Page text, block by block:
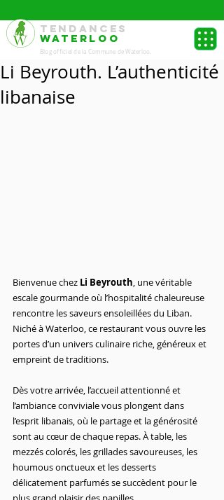
TENDANCES
WATERLOO
Blog officiel de la Commune de Waterloo.
Li Beyrouth. L’authenticité
libanaise
Bienvenue chez Li Beyrouth, une véritable
escale gourmande où l’hospitalité chaleureuse
rencontre les saveurs ensoleillées du Liban.
Niché à Waterloo, ce restaurant vous ouvre les
portes d’un univers culinaire riche, généreux et
empreint de traditions.
Dès votre arrivée, l’accueil attentionné et
l’ambiance conviviale vous plongent dans
l’esprit libanais, où le partage et la générosité
sont au cœur de chaque repas. À table, les
mezzés colorés, les grillades savoureuses, les
houmous onctueux et les desserts
délicatement parfumés se succèdent pour le